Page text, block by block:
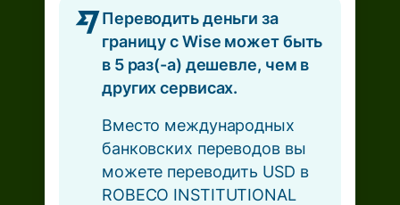
Переводить деньги за
границу с Wise может быть
в 5 раз(-а) дешевле, чем в
других сервисах.
Вместо международных
банковских переводов вы
можете переводить USD в
ROBECO INSTITUTIONAL